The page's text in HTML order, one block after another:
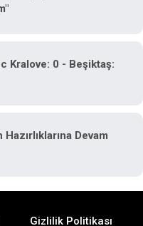
Kralove: 0 - Beşiktaş:
Devam
Gizlilik Politikası